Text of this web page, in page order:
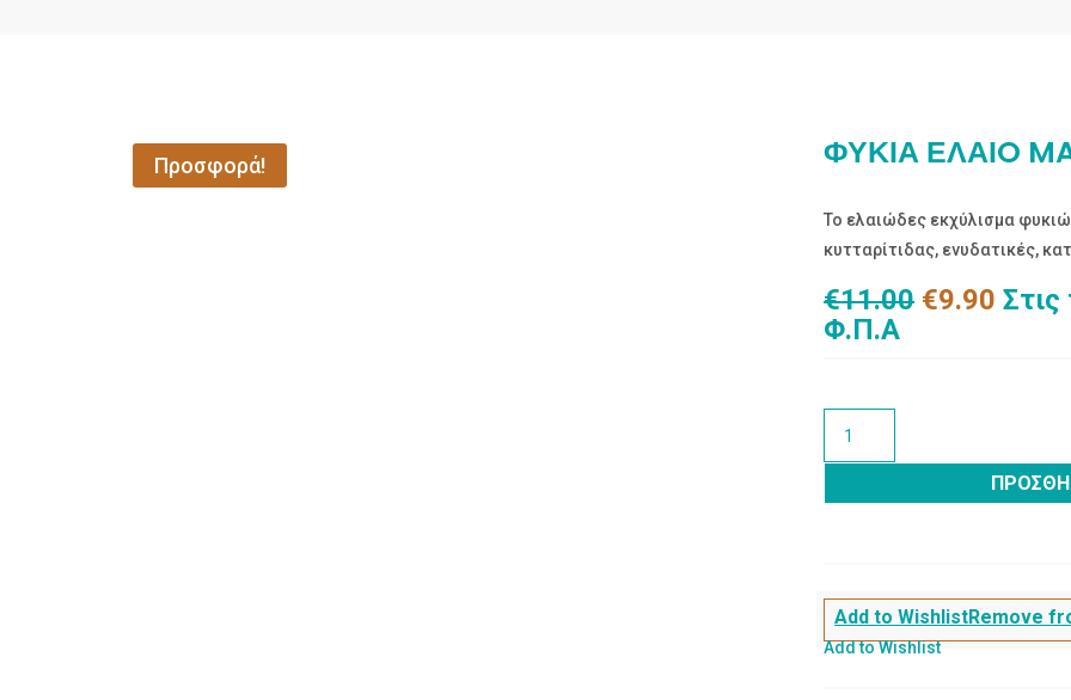
Προσφορά! ΦΥΚΙΑ ΕΛΑΙO
Το ελαιώδες εκχύλισμα
κυτταρίτιδας, ενυδατικές,
€11.00 Original
€9.90 Η
Φ.Π.Α
Add to WishlistRemove
Add to Wishlist